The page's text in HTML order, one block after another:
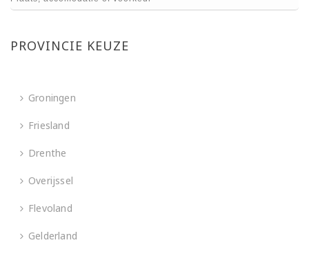
PROVINCIE KEUZE
Groningen
Friesland
Drenthe
Overijssel
Flevoland
Gelderland